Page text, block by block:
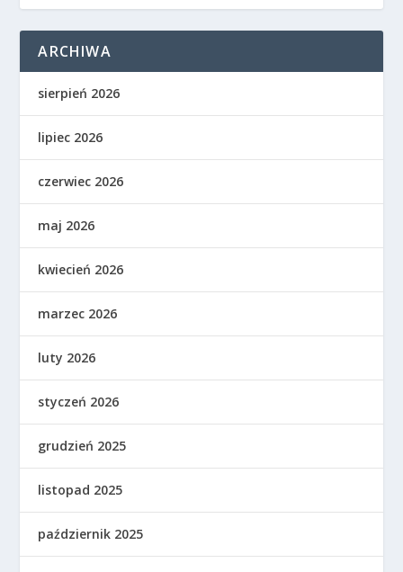
ARCHIWA
sierpień 2026
lipiec 2026
czerwiec 2026
maj 2026
kwiecień 2026
marzec 2026
luty 2026
styczeń 2026
grudzień 2025
listopad 2025
październik 2025